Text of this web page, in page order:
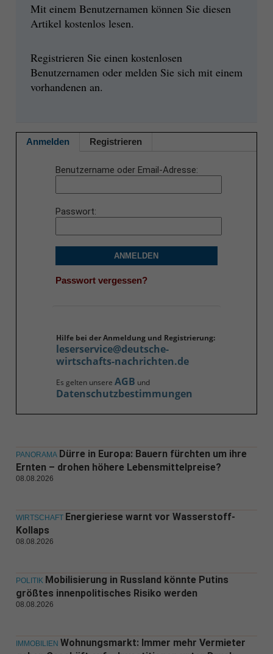
Mit einem Benutzernamen können Sie diesen
Artikel kostenlos lesen.
Registrieren Sie einen kostenlosen
Benutzernamen oder melden Sie sich mit einem
vorhandenen an.
Anmelden Registrieren
Benutzername oder Email-Adresse
Passwort
ANMELDEN
Passwort vergessen?
Hilfe bei der Anmeldung und Registrierung:
leserservice@deutsche-
wirtschafts-nachrichten.de
Es gelten unsere AGB und
Datenschutzbestimmungen
PANORAMA Dürre in Europa: Bauern fürchten um ihre
Ernten – drohen höhere Lebensmittelpreise?
08.08.2026
WIRTSCHAFT Energieriese warnt vor Wasserstoff-
Kollaps
08.08.2026
POLITIK Mobilisierung in Russland könnte Putins
größtes innenpolitisches Risiko werden
08.08.2026
IMMOBILIEN Wohnungsmarkt: Immer mehr Vermieter